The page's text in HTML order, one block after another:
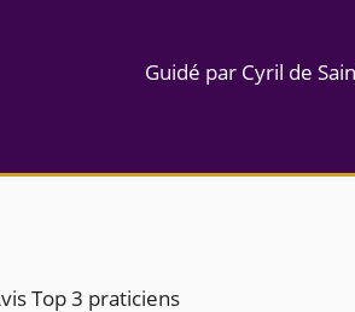
Guidé par Cyril de
Top 3 praticiens